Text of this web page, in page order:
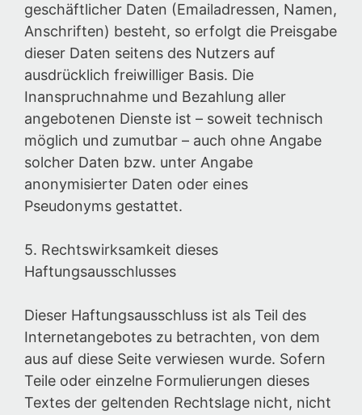
geschäftlicher Daten (Emailadressen, Namen,
Anschriften) besteht, so erfolgt die Preisgabe
dieser Daten seitens des Nutzers auf
ausdrücklich freiwilliger Basis. Die
Inanspruchnahme und Bezahlung aller
angebotenen Dienste ist – soweit technisch
möglich und zumutbar – auch ohne Angabe
solcher Daten bzw. unter Angabe
anonymisierter Daten oder eines
Pseudonyms gestattet.
5. Rechtswirksamkeit dieses
Haftungsausschlusses
Dieser Haftungsausschluss ist als Teil des
Internetangebotes zu betrachten, von dem
aus auf diese Seite verwiesen wurde. Sofern
Teile oder einzelne Formulierungen dieses
Textes der geltenden Rechtslage nicht, nicht